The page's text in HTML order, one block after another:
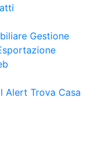
Gestione
Alert Trova Casa